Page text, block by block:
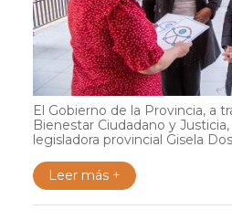
El Gobierno de la Provincia, a
Bienestar Ciudadano y
legisladora provincial Gisela
Leer más +